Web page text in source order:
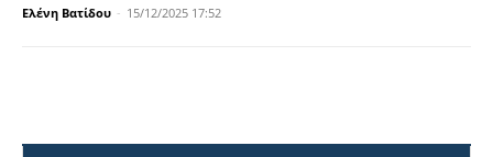
Ελένη Βατίδου - 15/12/2025 17:52